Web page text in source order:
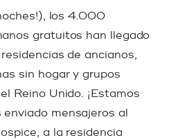
los 4.000
gratuitos han llegado
de ancianos,
sin hogar y grupos
Reino Unido. ¡Estamos
mensajeros al
a la residencia